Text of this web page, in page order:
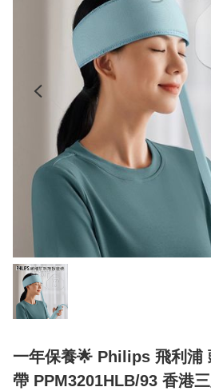
一年保養🌟 Philips 飛利浦
帶 PPM3201HLB/93 香港